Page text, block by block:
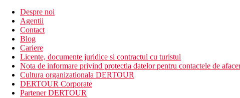
Despre noi
Agentii
Contact
Blog
Cariere
Licente, documente juridice si contractul cu turistul
Nota de informare privind protectia datelor pentru contactele de
Cultura organizationala DERTOUR
DERTOUR Corporate
Partener DERTOUR